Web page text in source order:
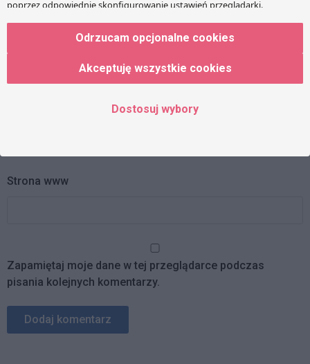
Strona www
Zapamiętaj moje dane w tej przeglądarce podczas
pisania kolejnych komentarzy.
Odrzucam opcjonalne cookies
Akceptuję wszystkie cookies
Dostosuj wybory